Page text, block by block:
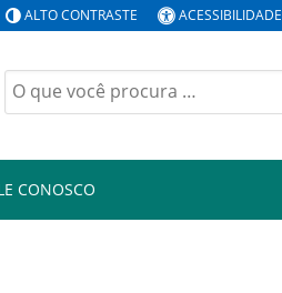
ALTO CONTRASTE ACESSIBILIDADE
Buscar
por:
CONOSCO